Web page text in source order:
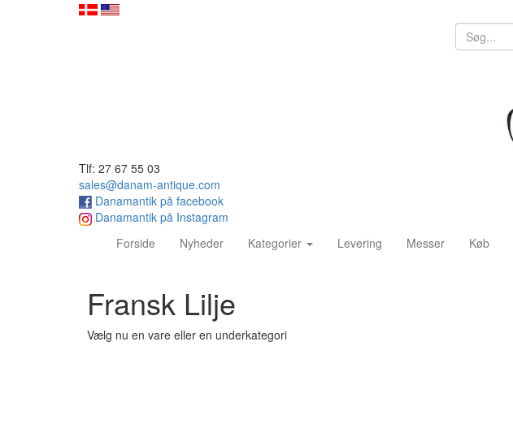
Tlf: 27 67 55 03
sales@danam-antique.com
Danamantik på facebook
Danamantik på Instagram
Forside (current)Nyheder Kategorier Levering Messer Køb
Fransk Lilje
Vælg nu en vare eller en underkategori